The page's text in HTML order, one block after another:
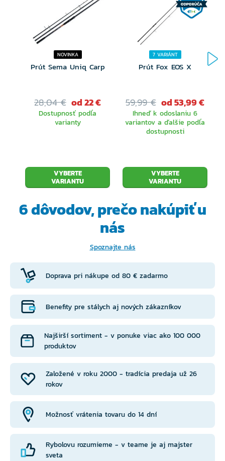
NOVINKA
Prút Sema Uniq Carp
28,04 € od 22 €
Dostupnosť podľa
varianty
VYBERTE
VARIANTU
7 VARIÁNT
Prút Fox EOS X
59,99 € od 53,99 €
Ihneď k odoslaniu 6
variantov a ďalšie podľa
dostupnosti
VYBERTE
VARIANTU
6 dôvodov, prečonakúpiť u
nás
Spoznajte nás
Doprava pri nákupe od 80 € zadarmo
Založené v roku 2000 - tradícia predaja už 26
rokov
Benefity pre stálych aj nových zákazníkov
Možnosť vrátenia tovaru do 14 dní
Najširší sortiment - v ponuke viac ako 100 000
produktov
Rybolovu rozumieme - v teame je aj majster
sveta